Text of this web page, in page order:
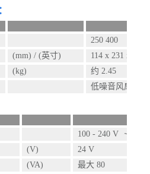
250 400
(mm) / (英寸)
114 x 231 x
(kg)
约 2.45
低噪音风扇
100 - 240 V ̴ , 50 -
(V)
24 V
(VA)
最大 80